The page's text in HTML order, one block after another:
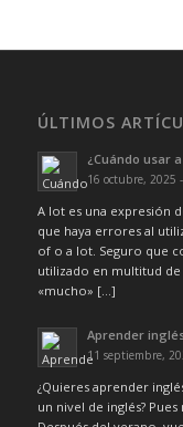
ÚLTIMOS
¿Cuándo usar
16 octubre, 2025
A lot es una expresión
que haya errores al
of o a lot. Seguro que
utilizado en multitud de
«mucho» […]
Aprender
11 septiembre,
¿Quieres aprender
un nivel de inglés?